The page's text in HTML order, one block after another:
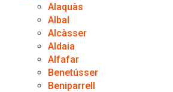
Alaquàs
Albal
Alcàsser
Aldaia
Alfafar
Benetússer
Beniparrell